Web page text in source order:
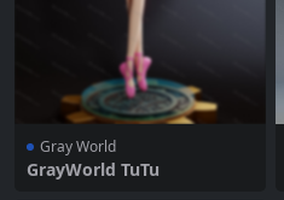
Gray World
GrayWorld TuTu